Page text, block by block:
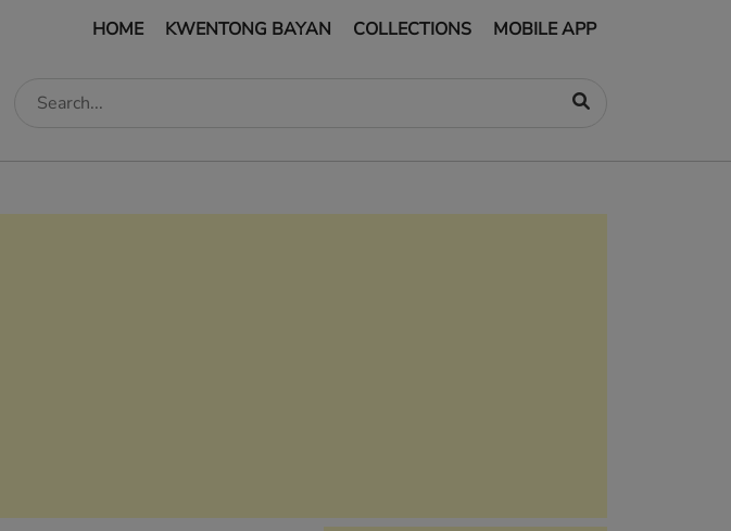
HOME KWENTONG BAYAN COLLECTIONS MOBILE APP